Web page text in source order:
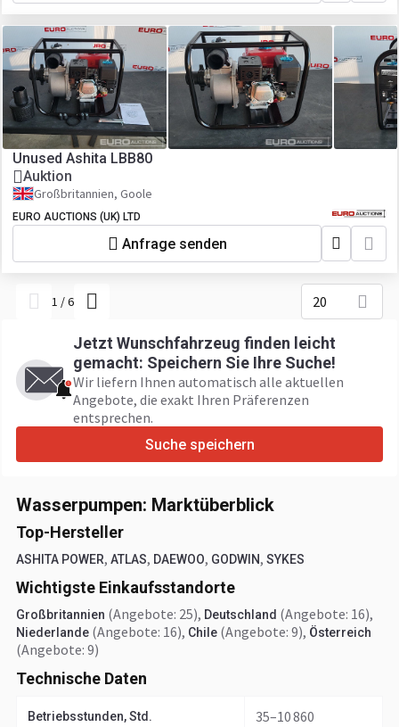
Unused Ashita LBB80
Auktion
Großbritannien, Goole
EURO AUCTIONS (UK) LTD
Anfrage senden
1 /6 20
Jetzt Wunschfahrzeug finden leicht
gemacht: Speichern Sie Ihre Suche!
Wir liefern Ihnen automatisch alle aktuellen
Angebote, die exakt Ihren Präferenzen
entsprechen.
Suche speichern
Wasserpumpen: Marktüberblick
Top-Hersteller
ASHITA POWER, ATLAS, DAEWOO, GODWIN, SYKES
Wichtigste Einkaufsstandorte
Großbritannien (Angebote: 25), Deutschland (Angebote: 16),
Niederlande (Angebote: 16), Chile (Angebote: 9), Österreich
(Angebote: 9)
Technische Daten
Betriebsstunden, Std. 35–10 860